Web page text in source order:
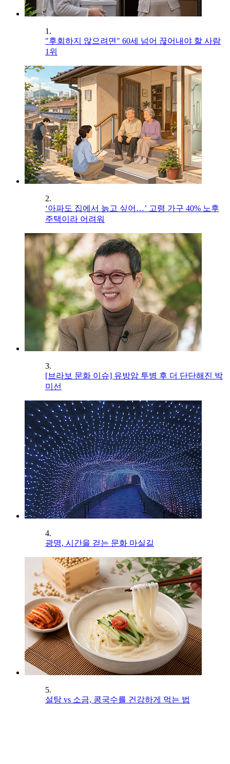
1.
"후회하지 않으려면" 60세 넘어 끊어내야 할 사람
1위
2.
‘아파도 집에서 늙고 싶어…’ 고령 가구 40% 노후
주택이라 어려워
3.
[브라보 문화 이슈] 유방암 투병 후 더 단단해진 박
미선
4.
광명, 시간을 걷는 문화 마실길
5.
설탕 vs 소금, 콩국수를 건강하게 먹는 법